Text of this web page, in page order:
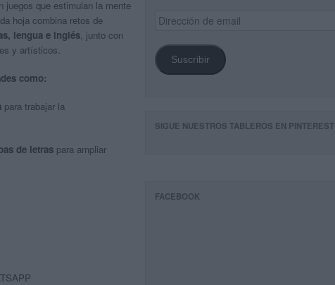
juegos que estimulan la mente
hoja combina retos de
lengua e inglés, junto con
y artísticos.
como:
para trabajar la
de letraspara ampliar
Dirección
de
Suscribir
SIGUE NUESTROS TABLEROS EN PINTEREST
FACEBOOK